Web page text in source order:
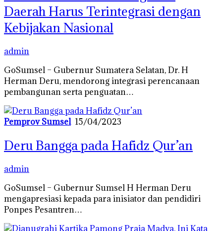
Daerah Harus Terintegrasi dengan
Kebijakan Nasional
admin
GoSumsel – Gubernur Sumatera Selatan, Dr. H
Herman Deru, mendorong integrasi perencanaan
pembangunan serta penguatan…
Pemprov Sumsel 15/04/2023
Deru Bangga pada Hafidz Qur’an
admin
GoSumsel – Gubernur Sumsel H Herman Deru
mengapresiasi kepada para inisiator dan pendidiri
Ponpes Pesantren…